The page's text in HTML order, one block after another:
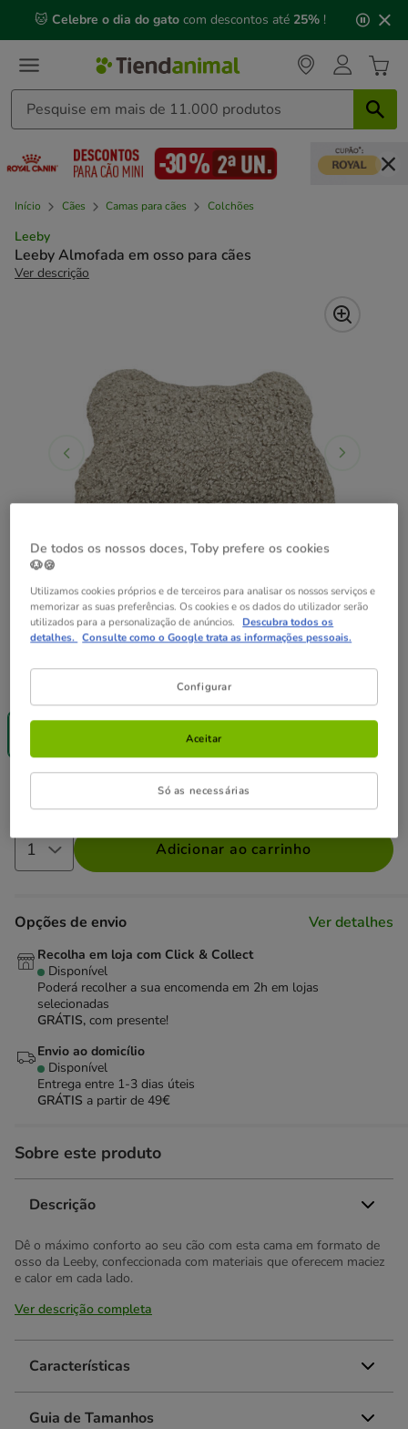
mensagem,
🐱 Celebre o dia do gato com descontos até 25% !
Início Cães Camas para cães Colchões
Leeby
Leeby Almofada em osso para cães
Ver descrição
60 x 37 cm
Adicionar ao carrinho
Opções de envio Ver detalhes
Recolha em loja com Click & Collect
Disponível
Poderá recolher a sua encomenda em 2h em lojas
selecionadas
GRÁTIS, com presente!
Envio ao domicílio
Disponível
Entrega entre 1-3 dias úteis
GRÁTIS a partir de 49€
Sobre este produto
Descrição
Dê o máximo conforto ao seu cão com esta cama em formato de
osso da Leeby, confeccionada com materiais que oferecem maciez
e calor em cada lado.
Ver descrição completa
Características
Guia de Tamanhos
De todos os nossos doces, Toby prefere os cookies
🐶🍪
Utilizamos cookies próprios e de terceiros para analisar os nossos serviços e
memorizar as suas preferências. Os cookies e os dados do utilizador serão
utilizados para a personalização de anúncios. Descubra todos os
detalhes. Consulte como o Google trata as informações pessoais.
Configurar
Só as necessárias
Aceitar